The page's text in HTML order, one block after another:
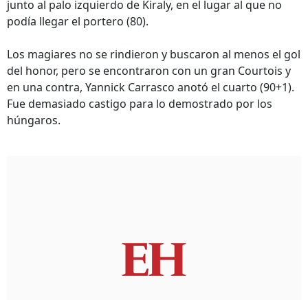
junto al palo izquierdo de Kiraly, en el lugar al que no
podía llegar el portero (80).
Los magiares no se rindieron y buscaron al menos el gol
del honor, pero se encontraron con un gran Courtois y
en una contra, Yannick Carrasco anotó el cuarto (90+1).
Fue demasiado castigo para lo demostrado por los
húngaros.